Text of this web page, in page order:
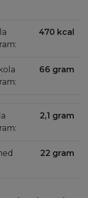
470 kcal
66 gram
2,1 gram
22 gram